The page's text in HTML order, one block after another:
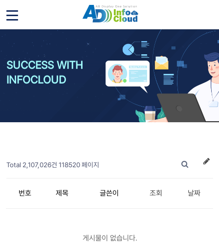
SUCCESS WITH
INFOCLOUD
Total 2,107,026건 118520 페이지
번호 제목 글쓴이 조회 날짜
게시물이 없습니다.